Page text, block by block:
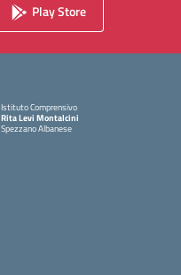
Play Store
Istituto Comprensivo
Rita Levi Montalcini
Spezzano Albanese
— Visita la pagina iniziale della scuola